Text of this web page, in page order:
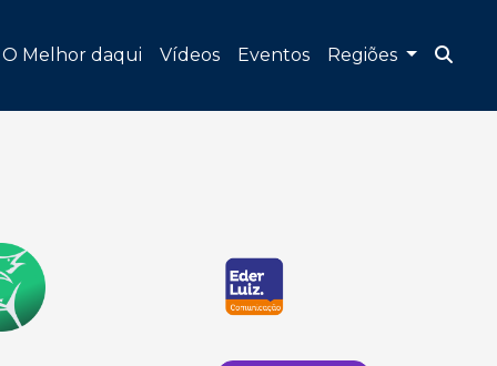
O Melhor daqui Vídeos Eventos Regiões